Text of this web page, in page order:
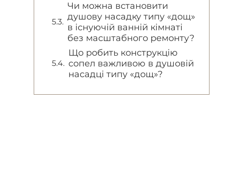
Чи можна встановити
душову насадку типу «дощ»
в існуючій ванній кімнаті
без масштабного ремонту?
Що робить конструкцію
сопел важливою в душовій
насадці типу «дощ»?